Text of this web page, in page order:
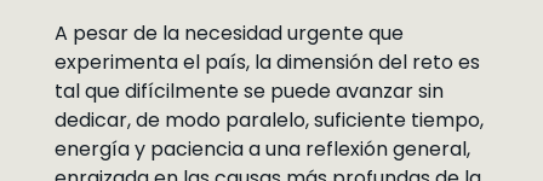
A pesar de la necesidad urgente que
experimenta el país, la dimensión del reto es
tal que difícilmente se puede avanzar sin
dedicar, de modo paralelo, suficiente tiempo,
energía y paciencia a una reflexión general,